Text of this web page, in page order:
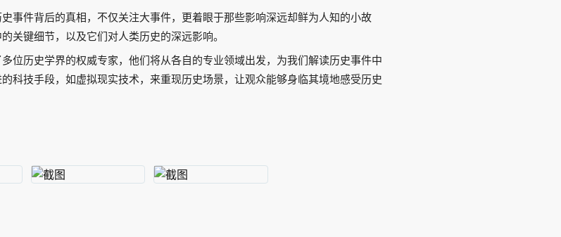
事件背后的真相，不仅关注大事件，更着眼于那些影响深远却鲜为人知的小故
关键细节，以及它们对人类历史的深远影响。
位历史学界的权威专家，他们将从各自的专业领域出发，为我们解读历史事件中
科技手段，如虚拟现实技术，来重现历史场景，让观众能够身临其境地感受历史